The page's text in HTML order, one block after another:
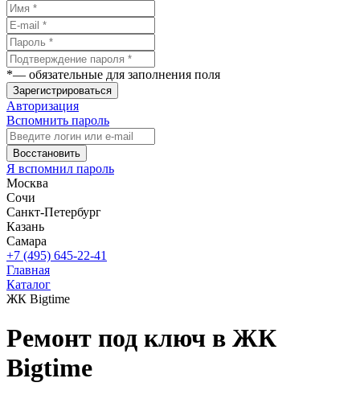
*— обязательные для заполнения поля
Зарегистрироваться
Авторизация
Вспомнить пароль
Восстановить
Я вспомнил пароль
Москва
Сочи
Санкт-Петербург
Казань
Самара
+7 (495) 645-22-41
Главная
Каталог
ЖК Bigtime
Ремонт под ключ в ЖК
Bigtime